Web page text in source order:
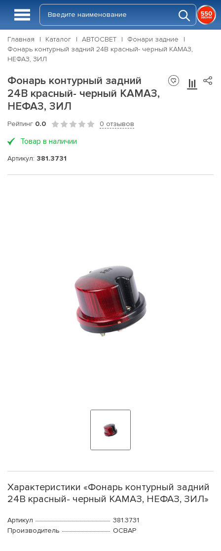
Главная Каталог АВТОСВЕТ
Фонари задние
Фонарь контурный задний 24В красный- черный КАМАЗ,
НЕФАЗ, ЗИЛ
Фонарь контурный задний
24В красный- черный КАМАЗ,
НЕФАЗ, ЗИЛ
Рейтинг 0.0 0 отзывов
Товар в наличии
Артикул: 381.3731
Характеристики «Фонарь контурный задний
24В красный- черный КАМАЗ, НЕФАЗ, ЗИЛ»
Артикул
381.3731
Производитель
ОСВАР